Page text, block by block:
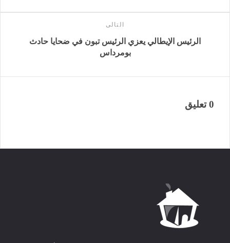
التالى
الرئيس الإيطالي يعزي الرئيس تبون في ضحايا حادث
بومرداس
0 تعليق